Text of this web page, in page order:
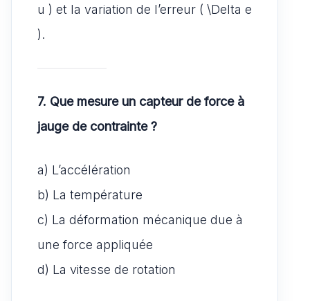
u ) et la variation de l’erreur ( \Delta e
).
7. Que mesure un capteur de force à
jauge de contrainte ?
a) L’accélération
b) La température
c) La déformation mécanique due à
une force appliquée
d) La vitesse de rotation